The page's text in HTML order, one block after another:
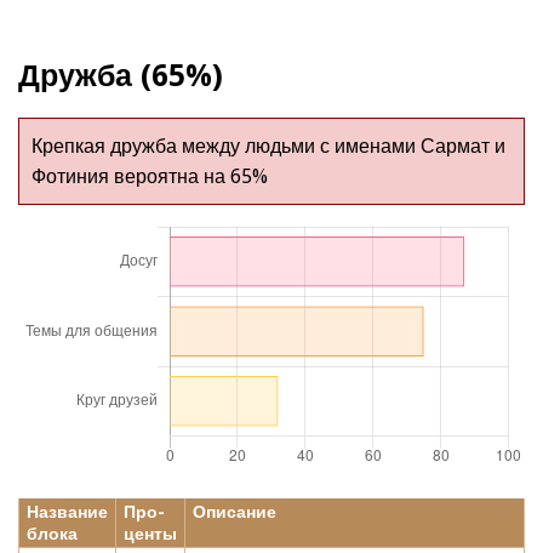
Дружба (65%)
Крепкая дружба между людьми с именами Сармат и
Фотиния вероятна на 65%
Название
блока
Про-
центы
Описание